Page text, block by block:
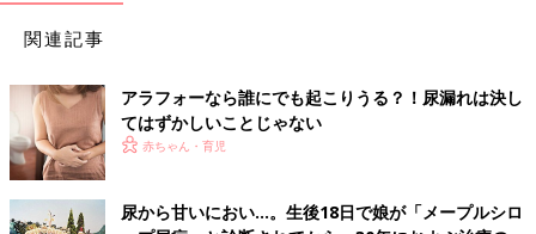
関連記事
アラフォーなら誰にでも起こりうる？！尿漏れは決し
てはずかしいことじゃない
赤ちゃん・育児
尿から甘いにおい…。生後18日で娘が「メープルシロ